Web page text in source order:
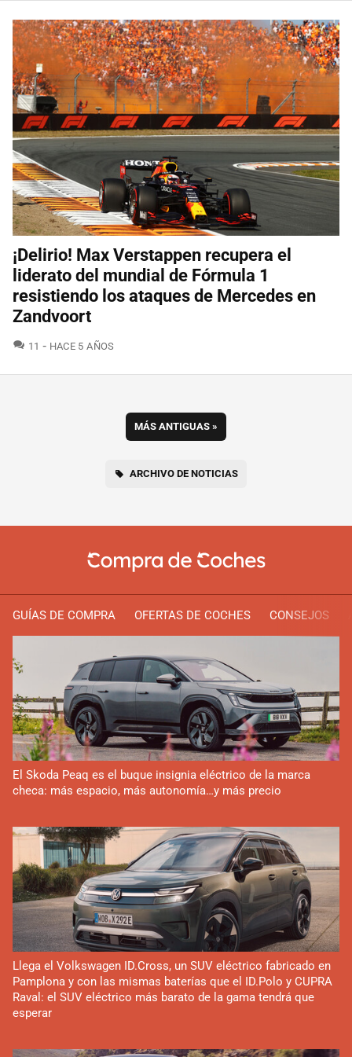
¡Delirio! Max Verstappen recupera el
liderato del mundial de Fórmula 1
resistiendo los ataques de Mercedes en
Zandvoort
11 COMENTARIOS
HACE 5 AÑOS
MÁS ANTIGUAS »
ARCHIVO DE NOTICIAS
GUÍAS DE COMPRA OFERTAS DE COCHES CONSEJOS
El Skoda Peaq es el buque insignia eléctrico de la marca
checa: más espacio, más autonomía…y más precio
Llega el Volkswagen ID.Cross, un SUV eléctrico fabricado en
Pamplona y con las mismas baterías que el ID.Polo y CUPRA
Raval: el SUV eléctrico más barato de la gama tendrá que
esperar